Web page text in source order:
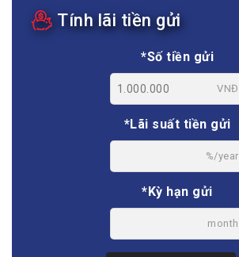
Tính lãi tiền gửi
*Số tiền gửi
VNĐ
*Lãi suất tiền gửi
%/year
*Kỳ hạn gửi
month